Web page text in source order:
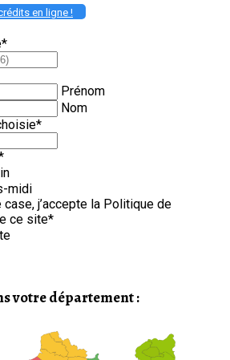
en ligne !
*
Prénom
Nom
*
AAAA
midi
case, j’accepte la Politique de
ce site*
votre département :